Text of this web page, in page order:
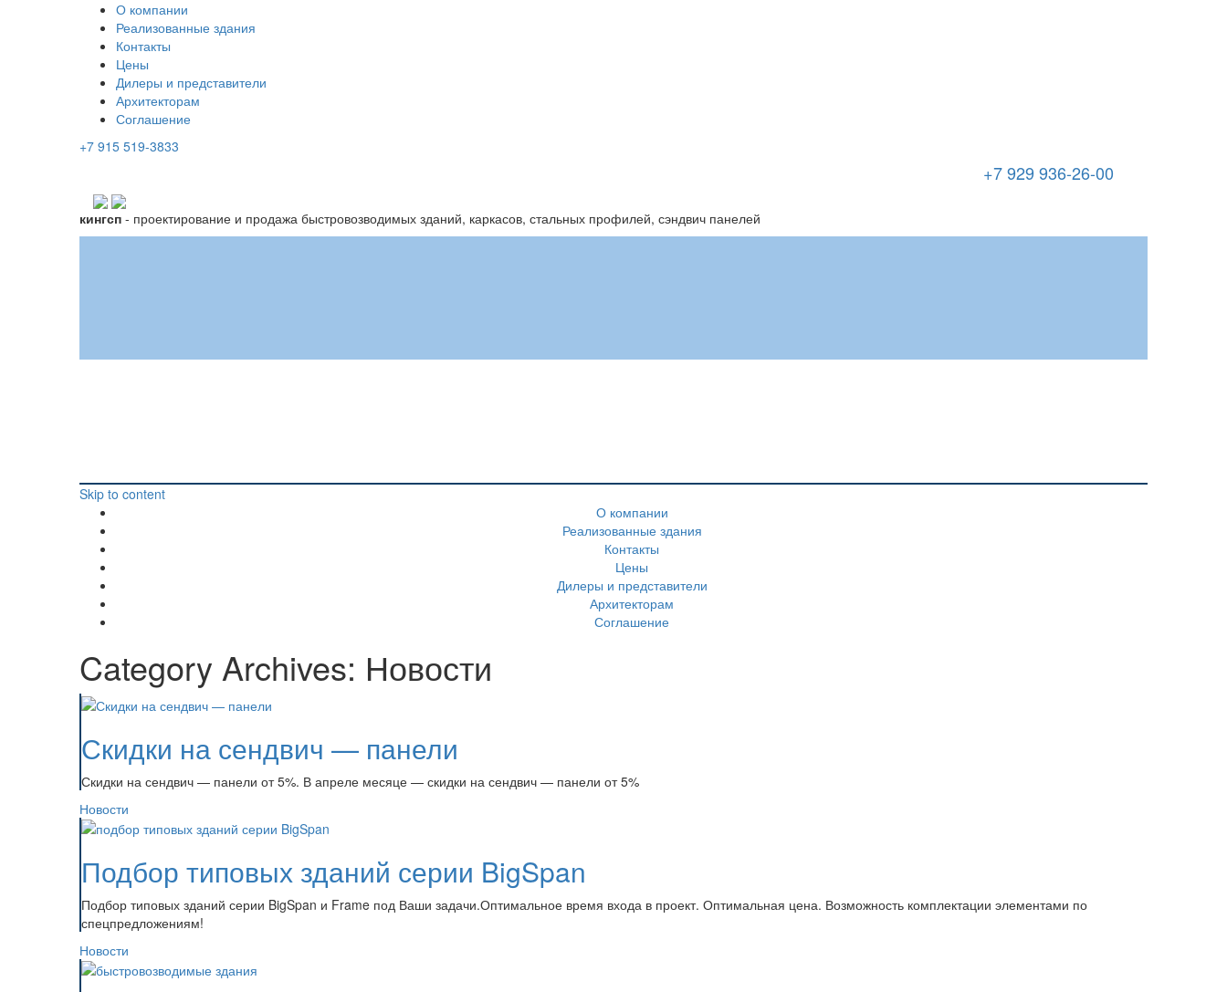
О компании
Реализованные здания
Контакты
Цены
Дилеры и представители
Архитекторам
Соглашение
+7 915 519-3833
+7 929 936-26-00
кингсп - проектирование и продажа быстровозводимых зданий, каркасов, стальных профилей, сэндвич панелей
Skip to content
О компании
Реализованные здания
Контакты
Цены
Дилеры и представители
Архитекторам
Соглашение
Category Archives: Новости
Скидки на сендвич — панели
Скидки на сендвич — панели от 5%. В апреле месяце — скидки на сендвич — панели от 5%
Новости
Подбор типовых зданий серии BigSpan
Подбор типовых зданий серии BigSpan и Frame под Ваши задачи.Оптимальное время входа в проект. Оптимальная цена. Возможность комплектации элементами по
спецпредложениям!
Новости